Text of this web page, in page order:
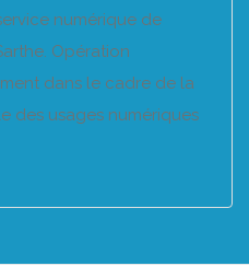
numérique de
Opération
dans le cadre de la
des usages numériques